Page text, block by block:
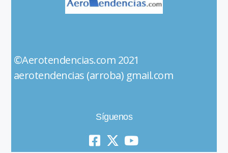
©Aerotendencias.com 2021
aerotendencias (arroba) gmail.com
Síguenos